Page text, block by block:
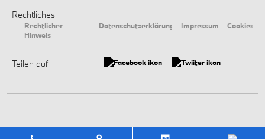
Rechtliches
Rechtlicher
Hinweis
Datenschutzerklärung Impressum Cookies
Teilen auf